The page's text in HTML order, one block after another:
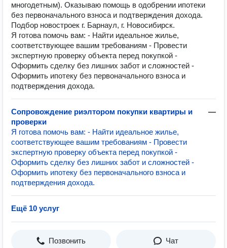
многодетным). Оказываю помощь в одобрении ипотеки
без первоначального взноса и подтверждения дохода.
Подбор новостроек г. Барнаул, г. Новосибирск.
Я готова помочь вам: - Найти идеальное жилье,
соответствующее вашим требованиям - Провести
экспертную проверку объекта перед покупкой -
Оформить сделку без лишних забот и сложностей -
Оформить ипотеку без первоначального взноса и
подтверждения дохода.
Сопровождение риэлтором покупки квартиры и
проверки
—
Я готова помочь вам: - Найти идеальное жилье,
соответствующее вашим требованиям - Провести
экспертную проверку объекта перед покупкой -
Оформить сделку без лишних забот и сложностей -
Оформить ипотеку без первоначального взноса и
подтверждения дохода.
Ещё 10 услуг
Позвонить Чат